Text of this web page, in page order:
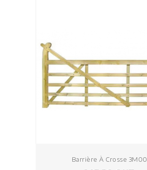
Barrière À Crosse 3M00